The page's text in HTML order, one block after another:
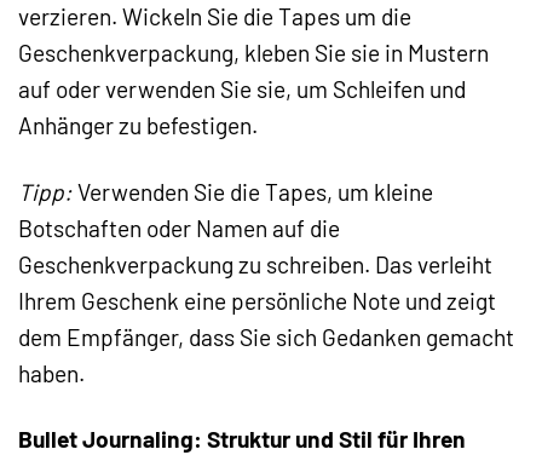
verzieren. Wickeln Sie die Tapes um die
Geschenkverpackung, kleben Sie sie in Mustern
auf oder verwenden Sie sie, um Schleifen und
Anhänger zu befestigen.
Tipp:Verwenden Sie die Tapes, um kleine
Botschaften oder Namen auf die
Geschenkverpackung zu schreiben. Das verleiht
Ihrem Geschenk eine persönliche Note und zeigt
dem Empfänger, dass Sie sich Gedanken gemacht
haben.
Bullet Journaling: Struktur und Stil für Ihren